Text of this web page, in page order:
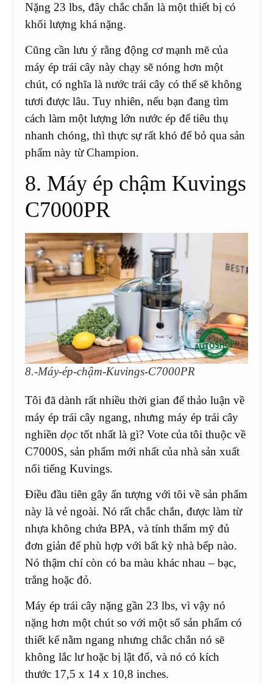
Nặng 23 lbs, đây chắc chắn là một thiết bị có
khối lượng khá nặng.
Cũng cần lưu ý rằng động cơ mạnh mẽ của
máy ép trái cây này chạy sẽ nóng hơn một
chút, có nghĩa là nước trái cây có thể sẽ không
tươi được lâu. Tuy nhiên, nếu bạn đang tìm
cách làm một lượng lớn nước ép để tiêu thụ
nhanh chóng, thì thực sự rất khó để bỏ qua sản
phẩm này từ Champion.
8. Máy ép chậm Kuvings
C7000PR
8.-Máy-ép-chậm-Kuvings-C7000PR
Tôi đã dành rất nhiều thời gian để thảo luận về
máy ép trái cây ngang, nhưng máy ép trái cây
nghiền dọctốt nhất là gì? Vote của tôi thuộc về
C7000S, sản phẩm mới nhất của nhà sản xuất
nổi tiếng Kuvings.
Điều đầu tiên gây ấn tượng với tôi về sản phẩm
này là vẻ ngoài. Nó rất chắc chắn, được làm từ
nhựa không chứa BPA, và tính thẩm mỹ đủ
đơn giản để phù hợp với bất kỳ nhà bếp nào.
Nó thậm chí còn có ba màu khác nhau – bạc,
trắng hoặc đỏ.
Máy ép trái cây nặng gần 23 lbs, vì vậy nó
nặng hơn một chút so với một số sản phẩm có
thiết kế nằm ngang nhưng chắc chắn nó sẽ
không lắc lư hoặc bị lật đổ, và nó có kích
thước 17,5 x 14 x 10,8 inches.